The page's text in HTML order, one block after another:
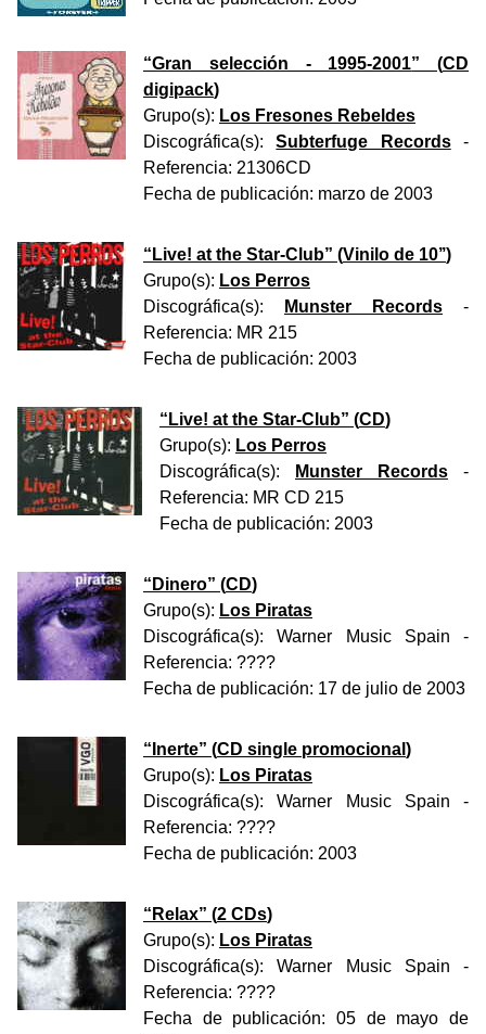
“Gran selección - 1995-2001” (CD
digipack)
Grupo(s): Los Fresones Rebeldes
Discográfica(s):Subterfuge Records-
Referencia: 21306CD
Fecha de publicación: marzo de 2003
“ Live! at the Star-Club” (Vinilo de 10’’)
Grupo(s): Los Perros
Discográfica(s):
Munster Records -
Referencia: MR 215
Fecha de publicación: 2003
“ Live! at the Star-Club” (CD)
Grupo(s): Los Perros
Discográfica(s):
Munster Records -
Referencia: MR CD 215
Fecha de publicación: 2003
“ Dinero” (CD)
Grupo(s): Los Piratas
Discográfica(s):Warner Music Spain -
Referencia: ????
Fecha de publicación: 17 de julio de 2003
“ Inerte” (CD single promocional )
Grupo(s): Los Piratas
Discográfica(s):Warner Music Spain -
Referencia: ????
Fecha de publicación: 2003
“ Relax” (2 CDs)
Grupo(s): Los Piratas
Discográfica(s):Warner Music Spain -
Referencia: ????
Fecha de publicación: 05 de mayo de